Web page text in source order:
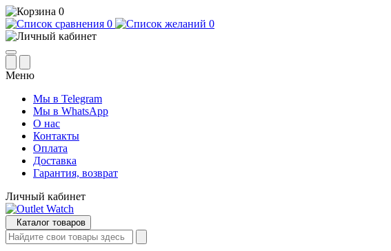
0
0
0
Меню
Мы в Telegram
Мы в WhatsApp
О нас
Контакты
Оплата
Доставка
Гарантия, возврат
Личный кабинет
Каталог товаров